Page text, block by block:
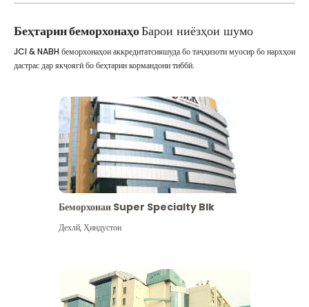
Беҳтарин беморхонаҳоБарои ниёзҳои шумо
JCI & NABH беморхонаҳои аккредитатсияшуда бо таҷҳизоти муосир бо нархҳои
дастрас дар якҷоягӣ бо беҳтарин кормандони тиббӣ.
Беморхонаи Super Specialty Blk
Дехлй,Ҳиндустон